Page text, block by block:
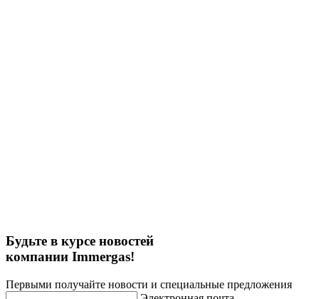
Будьте в курсе новостей
компании Immergas!
Первыми получайте новости и специальные предложения